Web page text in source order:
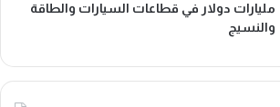
مليارات دولار في قطاعات السيارات والطاقة
والنسيج